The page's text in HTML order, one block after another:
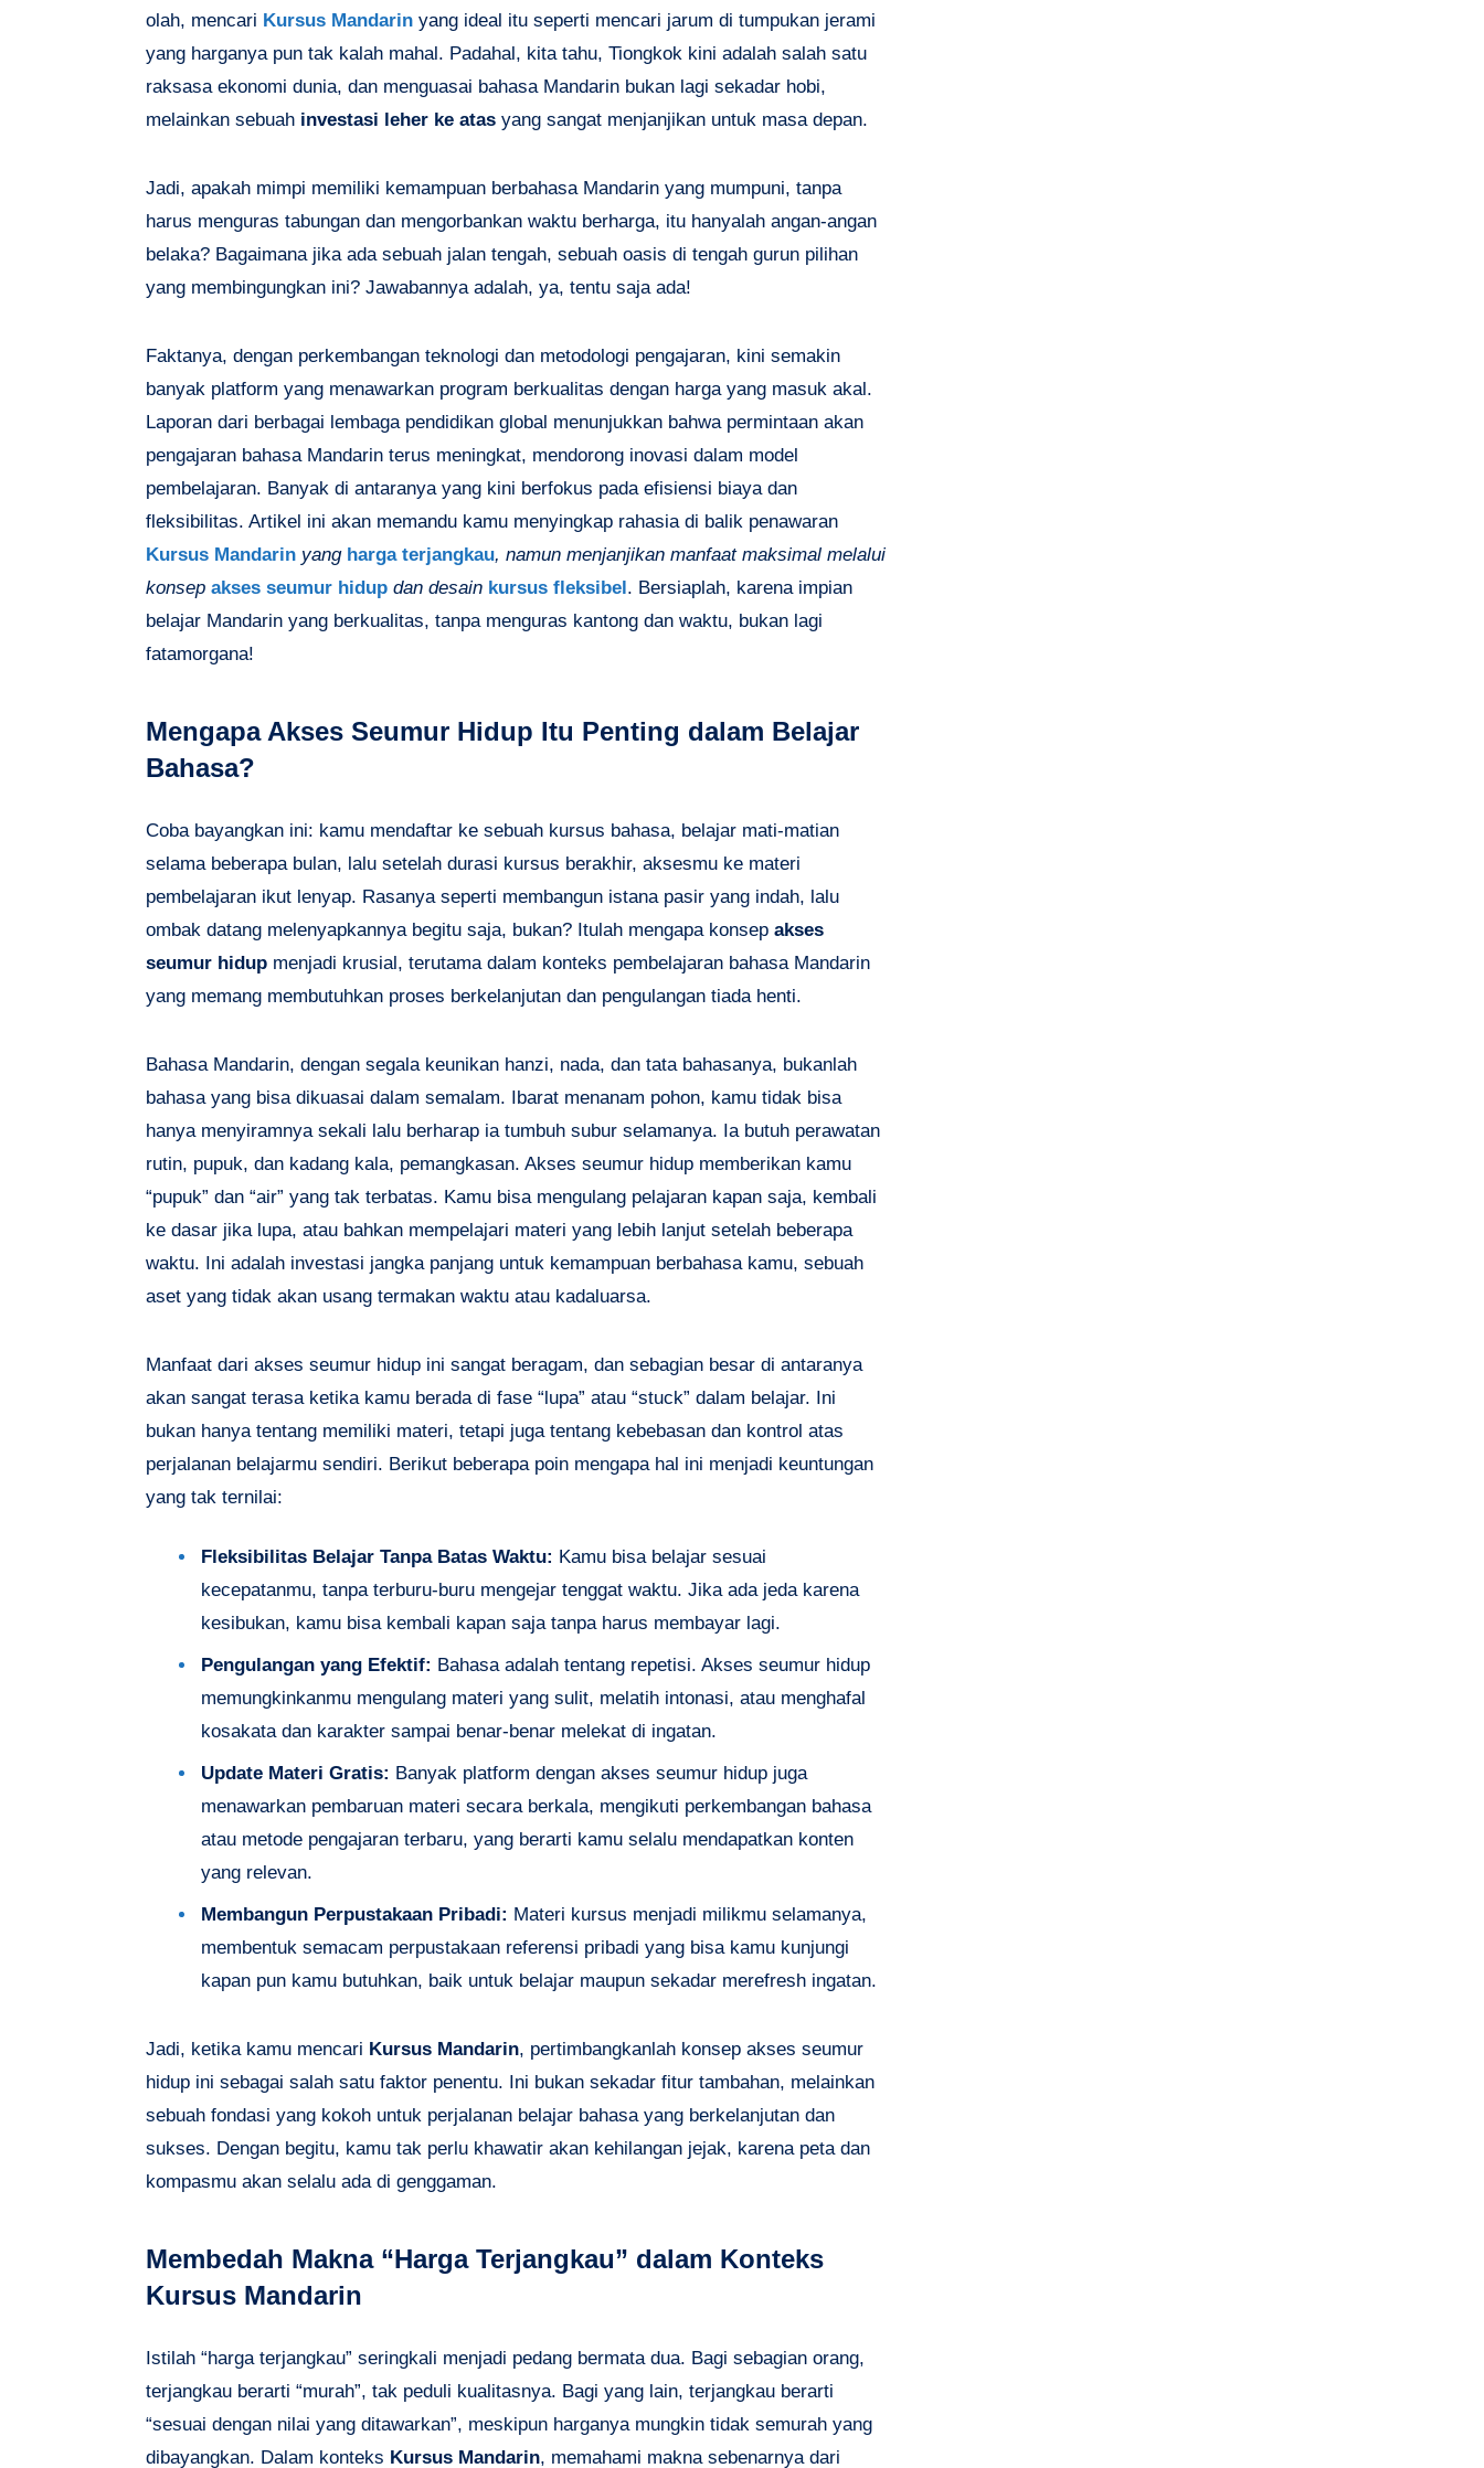
olah, mencari Kursus Mandarin yang ideal itu seperti mencari jarum di tumpukan jerami
yang harganya pun tak kalah mahal. Padahal, kita tahu, Tiongkok kini adalah salah satu
raksasa ekonomi dunia, dan menguasai bahasa Mandarin bukan lagi sekadar hobi,
melainkan sebuah investasi leher ke atas yang sangat menjanjikan untuk masa depan.
Jadi, apakah mimpi memiliki kemampuan berbahasa Mandarin yang mumpuni, tanpa
harus menguras tabungan dan mengorbankan waktu berharga, itu hanyalah angan-angan
belaka? Bagaimana jika ada sebuah jalan tengah, sebuah oasis di tengah gurun pilihan
yang membingungkan ini? Jawabannya adalah, ya, tentu saja ada!
Faktanya, dengan perkembangan teknologi dan metodologi pengajaran, kini semakin
banyak platform yang menawarkan program berkualitas dengan harga yang masuk akal.
Laporan dari berbagai lembaga pendidikan global menunjukkan bahwa permintaan akan
pengajaran bahasa Mandarin terus meningkat, mendorong inovasi dalam model
pembelajaran. Banyak di antaranya yang kini berfokus pada efisiensi biaya dan
fleksibilitas. Artikel ini akan memandu kamu menyingkap rahasia di balik penawaran
Kursus Mandarin yang harga terjangkau, namun menjanjikan manfaat maksimal melalui
konsep akses seumur hidup dan desain kursus fleksibel. Bersiaplah, karena impian
belajar Mandarin yang berkualitas, tanpa menguras kantong dan waktu, bukan lagi
fatamorgana!
Mengapa Akses Seumur Hidup Itu Penting dalam Belajar
Bahasa?
Coba bayangkan ini: kamu mendaftar ke sebuah kursus bahasa, belajar mati-matian
selama beberapa bulan, lalu setelah durasi kursus berakhir, aksesmu ke materi
pembelajaran ikut lenyap. Rasanya seperti membangun istana pasir yang indah, lalu
ombak datang melenyapkannya begitu saja, bukan? Itulah mengapa konsep akses
seumur hidup menjadi krusial, terutama dalam konteks pembelajaran bahasa Mandarin
yang memang membutuhkan proses berkelanjutan dan pengulangan tiada henti.
Bahasa Mandarin, dengan segala keunikan hanzi, nada, dan tata bahasanya, bukanlah
bahasa yang bisa dikuasai dalam semalam. Ibarat menanam pohon, kamu tidak bisa
hanya menyiramnya sekali lalu berharap ia tumbuh subur selamanya. Ia butuh perawatan
rutin, pupuk, dan kadang kala, pemangkasan. Akses seumur hidup memberikan kamu
“pupuk” dan “air” yang tak terbatas. Kamu bisa mengulang pelajaran kapan saja, kembali
ke dasar jika lupa, atau bahkan mempelajari materi yang lebih lanjut setelah beberapa
waktu. Ini adalah investasi jangka panjang untuk kemampuan berbahasa kamu, sebuah
aset yang tidak akan usang termakan waktu atau kadaluarsa.
Manfaat dari akses seumur hidup ini sangat beragam, dan sebagian besar di antaranya
akan sangat terasa ketika kamu berada di fase “lupa” atau “stuck” dalam belajar. Ini
bukan hanya tentang memiliki materi, tetapi juga tentang kebebasan dan kontrol atas
perjalanan belajarmu sendiri. Berikut beberapa poin mengapa hal ini menjadi keuntungan
yang tak ternilai:
Fleksibilitas Belajar Tanpa Batas Waktu: Kamu bisa belajar sesuai
kecepatanmu, tanpa terburu-buru mengejar tenggat waktu. Jika ada jeda karena
kesibukan, kamu bisa kembali kapan saja tanpa harus membayar lagi.
Pengulangan yang Efektif: Bahasa adalah tentang repetisi. Akses seumur hidup
memungkinkanmu mengulang materi yang sulit, melatih intonasi, atau menghafal
kosakata dan karakter sampai benar-benar melekat di ingatan.
Update Materi Gratis: Banyak platform dengan akses seumur hidup juga
menawarkan pembaruan materi secara berkala, mengikuti perkembangan bahasa
atau metode pengajaran terbaru, yang berarti kamu selalu mendapatkan konten
yang relevan.
Membangun Perpustakaan Pribadi: Materi kursus menjadi milikmu selamanya,
membentuk semacam perpustakaan referensi pribadi yang bisa kamu kunjungi
kapan pun kamu butuhkan, baik untuk belajar maupun sekadar merefresh ingatan.
Jadi, ketika kamu mencari Kursus Mandarin, pertimbangkanlah konsep akses seumur
hidup ini sebagai salah satu faktor penentu. Ini bukan sekadar fitur tambahan, melainkan
sebuah fondasi yang kokoh untuk perjalanan belajar bahasa yang berkelanjutan dan
sukses. Dengan begitu, kamu tak perlu khawatir akan kehilangan jejak, karena peta dan
kompasmu akan selalu ada di genggaman.
Membedah Makna “Harga Terjangkau” dalam Konteks
Kursus Mandarin
Istilah “harga terjangkau” seringkali menjadi pedang bermata dua. Bagi sebagian orang,
terjangkau berarti “murah”, tak peduli kualitasnya. Bagi yang lain, terjangkau berarti
“sesuai dengan nilai yang ditawarkan”, meskipun harganya mungkin tidak semurah yang
dibayangkan. Dalam konteks Kursus Mandarin, memahami makna sebenarnya dari